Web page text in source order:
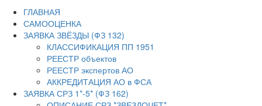
ГЛАВНАЯ
САМООЦЕНКА
ЗАЯВКА ЗВЁЗДЫ (ФЗ 132)
КЛАССИФИКАЦИЯ ПП 1951
РЕЕСТР объектов
РЕЕСТР экспертов АО
АККРЕДИТАЦИЯ АО в ФСА
ЗАЯВКА СРЗ 1*-5* (ФЗ 162)